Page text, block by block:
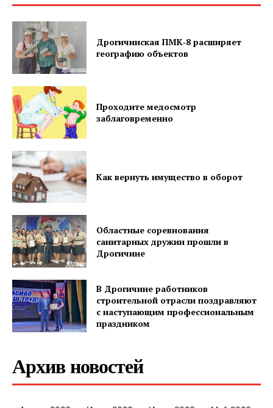
Дрогичинская ПМК‑8 расширяет
географию объектов
Проходите медосмотр
заблаговременно
Как вернуть имущество в оборот
Областные соревнования
санитарных дружин прошли в
Дрогичине
В Дрогичине работников
строительной отрасли поздравляют
с наступающим профессиональным
праздником
Архив новостей